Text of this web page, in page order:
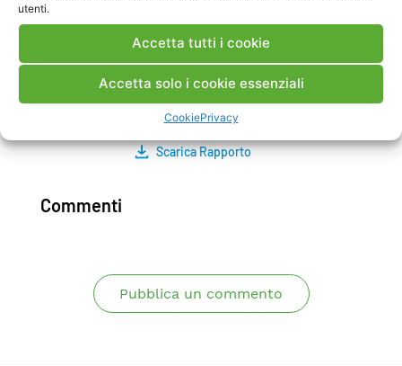
utenti.
Accetta tutti i cookie
Accetta solo i cookie essenziali
CookiePrivacy
dati (ottimizzata sulla base dei riscontri delle
continuo per un periodo di tempo significativo
hanno preceduto l’analisi dei dati ed il commento
Scarica Rapporto
Commenti
Pubblica un commento